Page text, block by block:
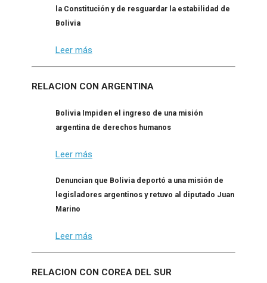
la Constitución y de resguardar la estabilidad de
Bolivia
Leer más
RELACION CON ARGENTINA
Bolivia Impiden el ingreso de una misión
argentina de derechos humanos
Leer más
Denuncian que Bolivia deportó a una misión de
legisladores argentinos y retuvo al diputado Juan
Marino
Leer más
RELACION CON COREA DEL SUR